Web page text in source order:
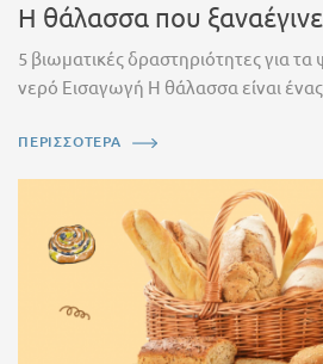
Η θάλασσα που
5 βιωματικές δραστηριότητες για
νερό Εισαγωγή Η θάλασσα είναι
ΠΕΡΙΣΣΟΤΕΡΑ